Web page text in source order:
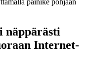
näppärästi
Internet-